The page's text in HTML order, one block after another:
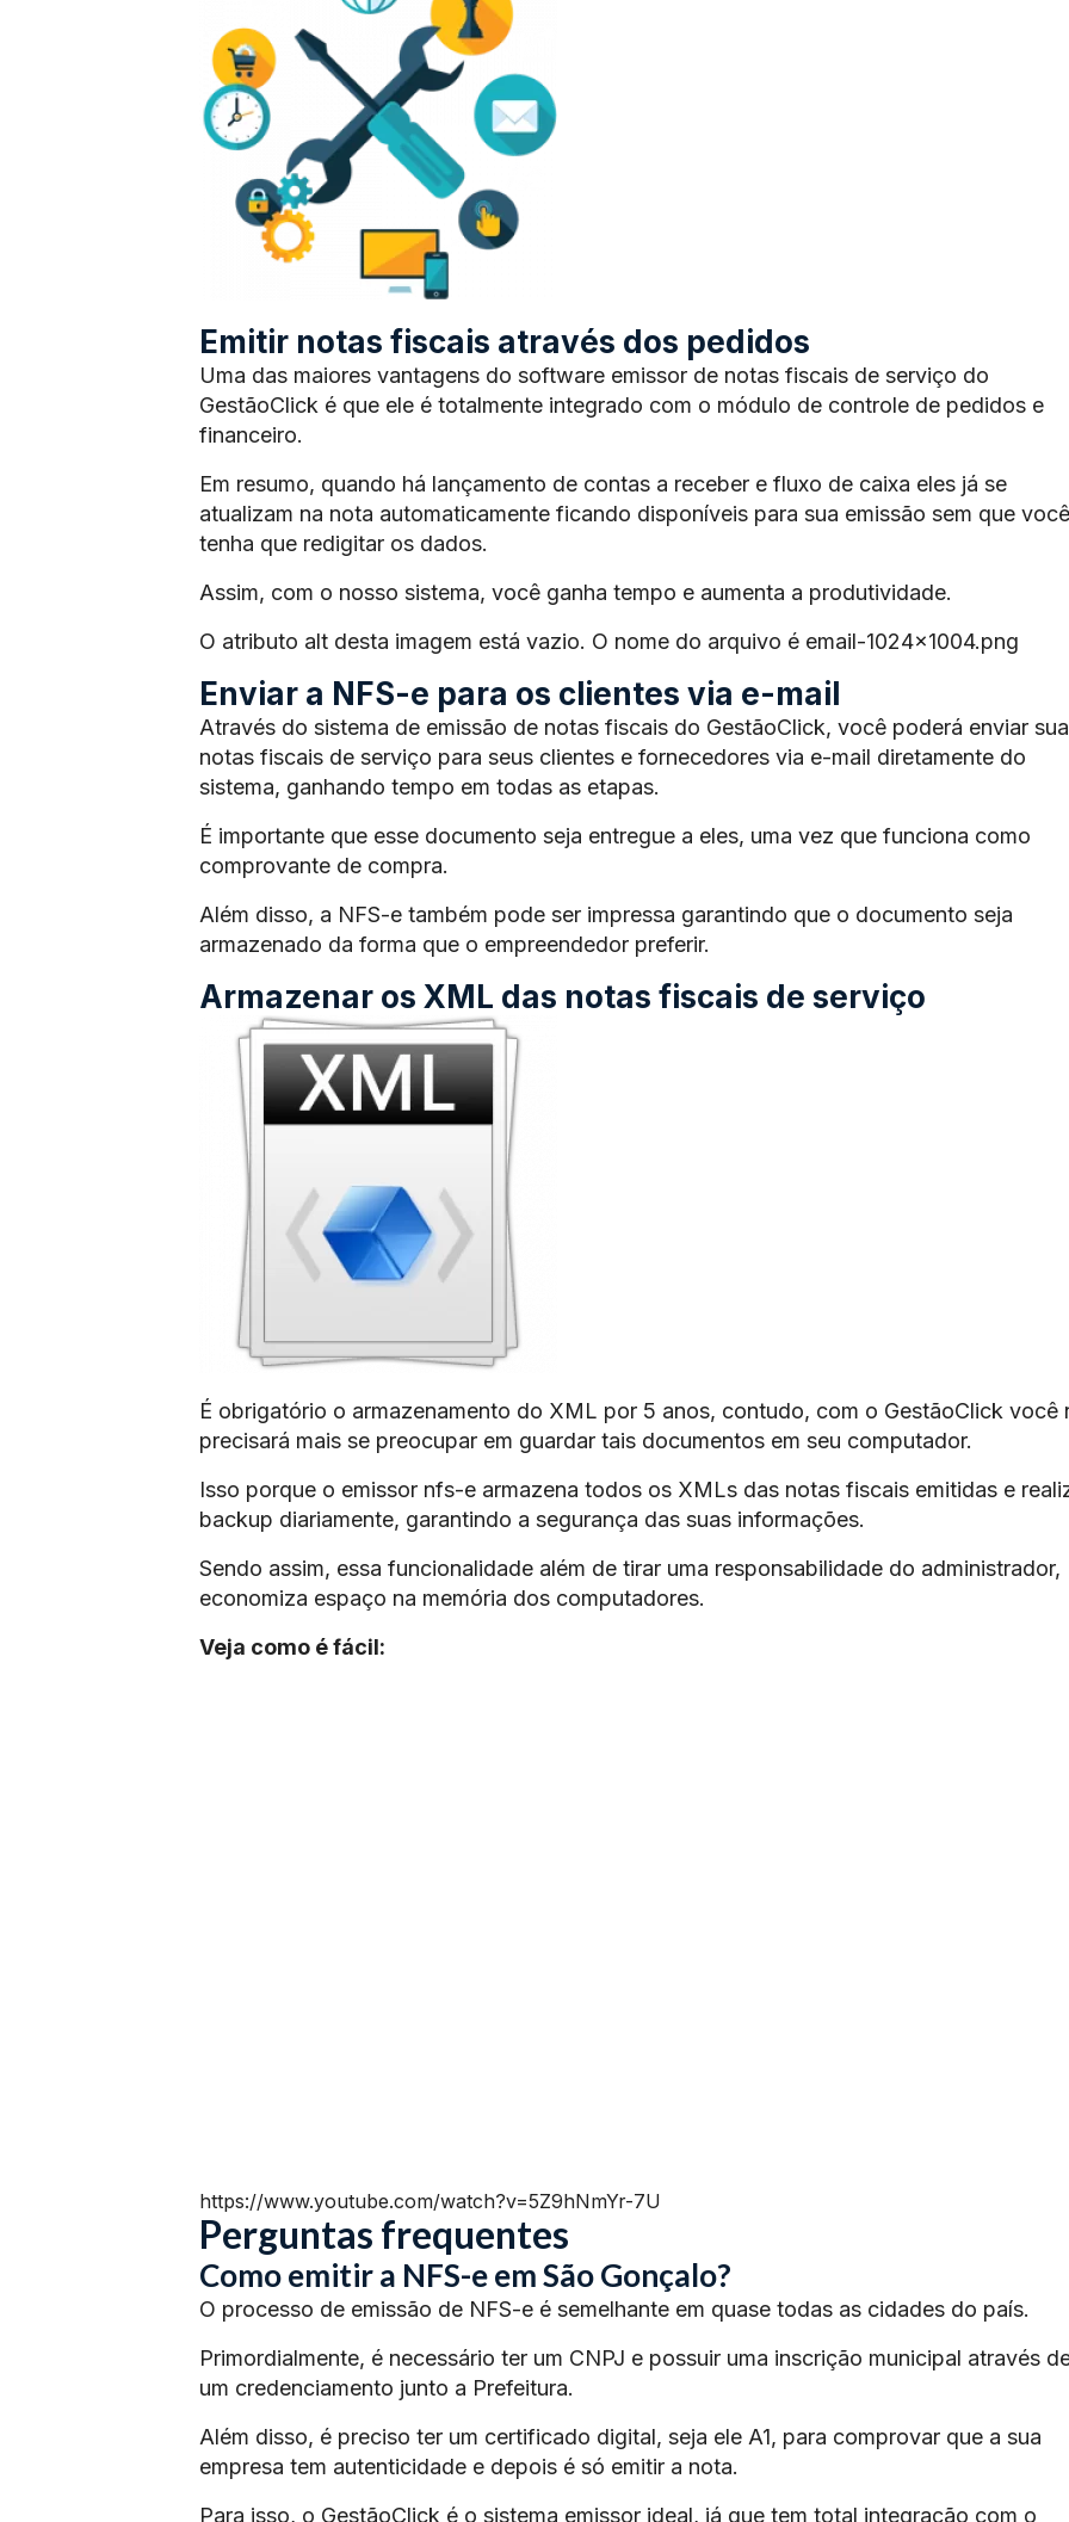
Emitir notas fiscais através dos pedidos
Uma das maiores vantagens do software emissor de notas fiscais de serviço do
GestãoClick é que ele é totalmente integrado com o módulo de controle de pedidos e
financeiro.
Em resumo, quando há lançamento de contas a receber e fluxo de caixa eles já se
atualizam na nota automaticamente ficando disponíveis para sua emissão sem que você
tenha que redigitar os dados.
Assim, com o nosso sistema, você ganha tempo e aumenta a produtividade.
O atributo alt desta imagem está vazio. O nome do arquivo é email-1024×1004.png
Enviar a NFS-e para os clientes via e-mail
Através do sistema de emissão de notas fiscais do GestãoClick, você poderá enviar
notas fiscais de serviço para seus clientes e fornecedores via e-mail diretamente do
sistema, ganhando tempo em todas as etapas.
É importante que esse documento seja entregue a eles, uma vez que funciona como
comprovante de compra.
Além disso, a NFS-e também pode ser impressa garantindo que o documento seja
armazenado da forma que o empreendedor preferir.
Armazenar os XML das notas fiscais de serviço
É obrigatório o armazenamento do XML por 5 anos, contudo, com o GestãoClick você
precisará mais se preocupar em guardar tais documentos em seu computador.
Isso porque o emissor nfs-e armazena todos os XMLs das notas fiscais emitidas e
backup diariamente, garantindo a segurança das suas informações.
Sendo assim, essa funcionalidade além de tirar uma responsabilidade do administrador,
economiza espaço na memória dos computadores.
Veja como é fácil:
https://www.youtube.com/watch?v=5Z9hNmYr-7U
Perguntas frequentes
Como emitir a NFS-e em São Gonçalo?
O processo de emissão de NFS-e é semelhante em quase todas as cidades do país.
Primordialmente, é necessário ter um CNPJ e possuir uma inscrição municipal através
um credenciamento junto a Prefeitura.
Além disso, é preciso ter um certificado digital, seja ele A1, para comprovar que a sua
empresa tem autenticidade e depois é só emitir a nota.
Para isso, o GestãoClick é o sistema emissor ideal, já que tem total integração com o